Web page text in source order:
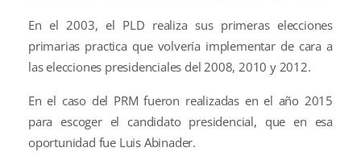
En el 2003, el PLD realiza sus primeras elecciones
primarias practica que volvería implementar de cara a
las elecciones presidenciales del 2008, 2010 y 2012.
En el caso del PRM fueron realizadas en el año 2015
para escoger el candidato presidencial, que en esa
oportunidad fue Luis Abinader.